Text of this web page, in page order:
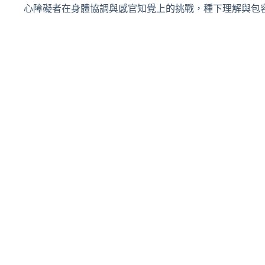
心障礙者在身體協調與感官知覺上的挑戰，種下理解與包